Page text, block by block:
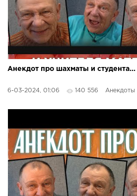
Анекдот про шахматы и студента...
6-03-2024, 01:06 140 556 Анекдоты